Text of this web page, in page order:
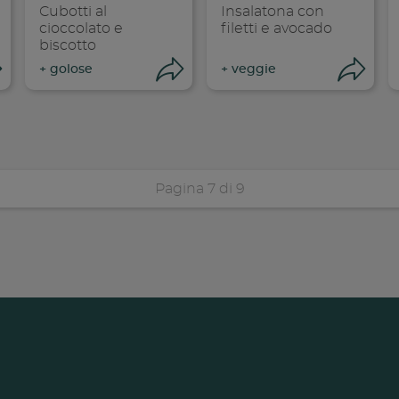
Apri condivisione
link
Cubotti al
cioccolato e
biscotto
+ golose Apri condivisione
Copia link
Insalatona con
filetti e avocado
+ veggie
Pagina 7 di 9